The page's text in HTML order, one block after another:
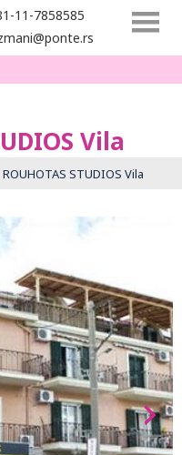
11-7858585
Vila
ROUHOTAS STUDIOS Vila